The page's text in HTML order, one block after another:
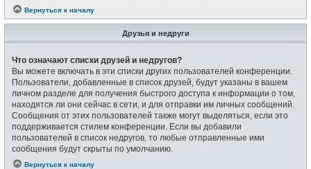
Вернуться к началу
Друзья и недруги
Что означают списки друзей и недругов?
Вы можете включать в эти списки других пользователей конференции.
Пользователи, добавленные в список друзей, будут указаны в вашем
личном разделе для получения быстрого доступа к информации о том,
находятся ли они сейчас в сети, и для отправки им личных сообщений.
Сообщения от этих пользователей также могут выделяться, если это
поддерживается стилем конференции. Если вы добавили
пользователей в список недругов, то любые отправленные ими
сообщения будут скрыты по умолчанию.
Вернуться к началу